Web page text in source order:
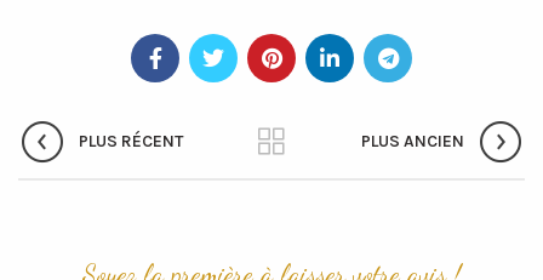
PLUS RÉCENT PLUS ANCIEN